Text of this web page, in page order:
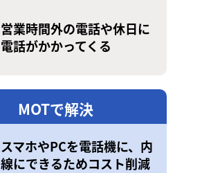
営業時間外の電話や休日に
電話がかかってくる
MOTで解決
スマホやPCを電話機に、内
線にできるためコスト削減